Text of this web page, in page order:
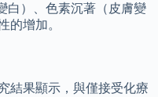
白）、色素沉著（皮膚變
的增加。
結果顯示，與僅接受化療